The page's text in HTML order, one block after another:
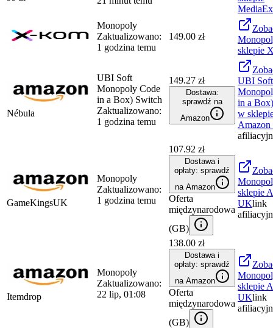
Monopoly
Zaktualizowano:
1 godzina temu
149.00 zł
sklepie
Nébula
UBI Soft
Monopoly Code
in a Box) Switch
Zaktualizowano:
1 godzina temu
149.27 zł
Dostawa:
sprawdź na
Amazon
UBI Soft
in a
w
Amazon
GameKingsUK
Monopoly
Zaktualizowano:
1 godzina temu
107.92 zł
Dostawa i
opłaty: sprawdź
na Amazon
Oferta
międzynarodowa
(GB)
sklepie
UKlink
Itemdrop
Monopoly
Zaktualizowano:
22 lip, 01:08
138.00 zł
Dostawa i
opłaty: sprawdź
na Amazon
Oferta
międzynarodowa
(GB)
sklepie
UKlink